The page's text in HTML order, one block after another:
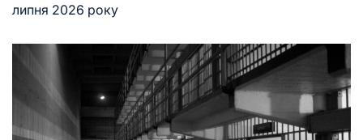
липня 2026 року